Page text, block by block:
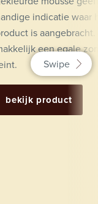
indicatie waar
is
een egale
bekijk product